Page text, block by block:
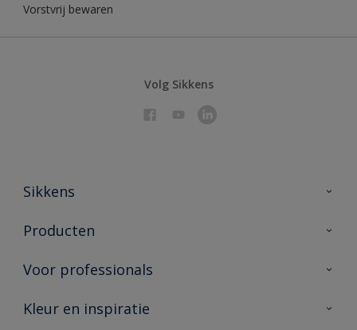
Vorstvrij bewaren
Volg Sikkens
Sikkens
Over Sikkens
Duurzaamheid
Producten
Producten voor binnen
Vind je verkooppunt
Voor professionals
Sikkens Partners 🔗
Kleur en inspiratie